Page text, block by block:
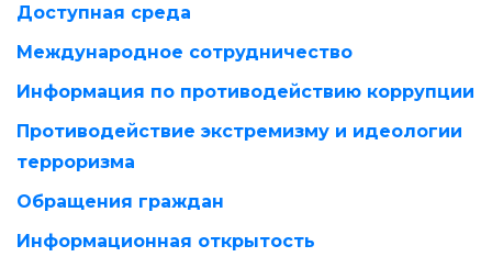
Доступная среда
Международное сотрудничество
Информация по противодействию коррупции
Противодействие экстремизму и идеологии
терроризма
Обращения граждан
Информационная открытость